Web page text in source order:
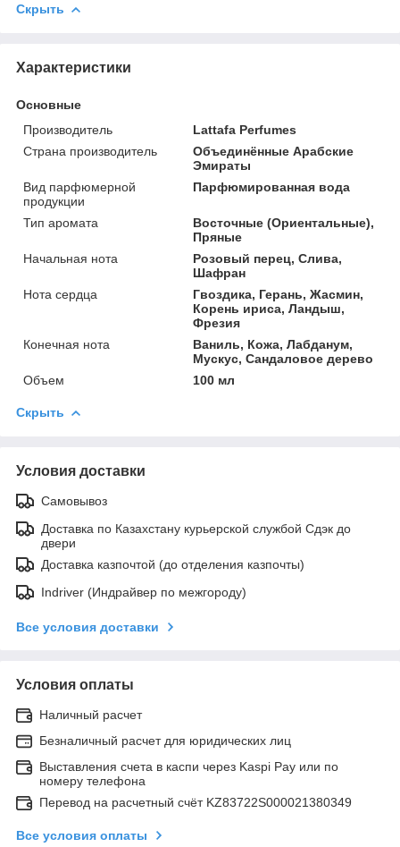
Скрыть
Характеристики
Основные
Производитель
Lattafa Perfumes
Страна производитель
Объединённые Арабские
Эмираты
Вид парфюмерной
продукции
Парфюмированная вода
Тип аромата
Восточные (Ориентальные),
Пряные
Начальная нота
Розовый перец, Слива,
Шафран
Нота сердца
Гвоздика, Герань, Жасмин,
Корень ириса, Ландыш,
Фрезия
Конечная нота
Ваниль, Кожа, Лабданум,
Мускус, Сандаловое дерево
Объем
100 мл
Скрыть
Условия доставки
Самовывоз
Доставка по Казахстану курьерской службой Сдэк до
двери
Доставка казпочтой (до отделения казпочты)
Indriver (Индрайвер по межгороду)
Все условия доставки
Условия оплаты
Наличный расчет
Безналичный расчет для юридических лиц
Выставления счета в каспи через Kaspi Pay или по
номеру телефона
Перевод на расчетный счёт KZ83722S000021380349
Все условия оплаты